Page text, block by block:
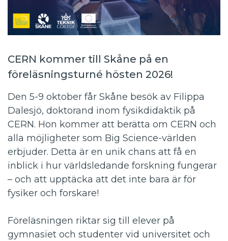
CERN kommer till Skåne på en
föreläsningsturné hösten 2026!
Den 5-9 oktober får Skåne besök av Filippa
Dalesjö, doktorand inom fysikdidaktik på
CERN. Hon kommer att berätta om CERN och
alla möjligheter som Big Science-världen
erbjuder. Detta är en unik chans att få en
inblick i hur världsledande forskning fungerar
– och att upptäcka att det inte bara är för
fysiker och forskare!
Föreläsningen riktar sig till elever på
gymnasiet och studenter vid universitet och